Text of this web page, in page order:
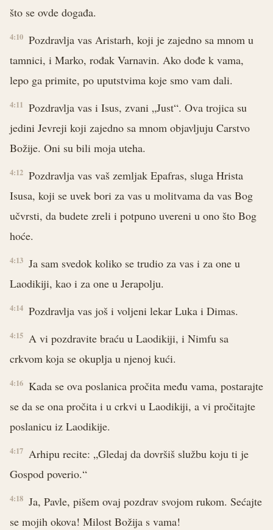
što se ovde događa.
4:10 Pozdravlja vas Aristarh, koji je zajedno sa mnom u
tamnici, i Marko, rođak Varnavin. Ako dođe k vama,
lepo ga primite, po uputstvima koje smo vam dali.
4:11 Pozdravlja vas i Isus, zvani „Just“. Ova trojica su
jedini Jevreji koji zajedno sa mnom objavljuju Carstvo
Božije. Oni su bili moja uteha.
4:12 Pozdravlja vas vaš zemljak Epafras, sluga Hrista
Isusa, koji se uvek bori za vas u molitvama da vas Bog
učvrsti, da budete zreli i potpuno uvereni u ono što Bog
hoće.
4:13 Ja sam svedok koliko se trudio za vas i za one u
Laodikiji, kao i za one u Jerapolju.
4:14 Pozdravlja vas još i voljeni lekar Luka i Dimas.
4:15 A vi pozdravite braću u Laodikiji, i Nimfu sa
crkvom koja se okuplja u njenoj kući.
4:16 Kada se ova poslanica pročita među vama, postarajte
se da se ona pročita i u crkvi u Laodikiji, a vi pročitajte
poslanicu iz Laodikije.
4:17 Arhipu recite: „Gledaj da dovršiš službu koju ti je
Gospod poverio.“
4:18 Ja, Pavle, pišem ovaj pozdrav svojom rukom. Sećajte
se mojih okova! Milost Božija s vama!